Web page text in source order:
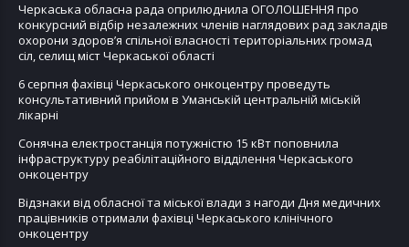
Черкаська обласна рада оприлюднила ОГОЛОШЕННЯ про
конкурсний відбір незалежних членів наглядових рад закладів
охорони здоров’я спільної власності територіальних громад
сіл, селищ міст Черкаської області
6 серпня фахівці Черкаського онкоцентру проведуть
консультативний прийом в Уманській центральній міській
лікарні
Сонячна електростанція потужністю 15 кВт поповнила
інфраструктуру реабілітаційного відділення Черкаського
онкоцентру
Відзнаки від обласної та міської влади з нагоди Дня медичних
працівників отримали фахівці Черкаського клінічного
онкоцентру